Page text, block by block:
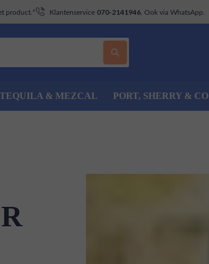
product.* Klantenservice 070-2141946 . Ook via WhatsApp.
TEQUILA & MEZCAL PORT, SHERRY & CO